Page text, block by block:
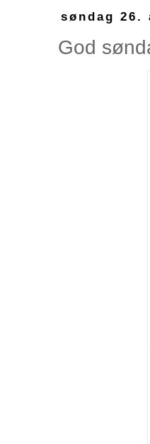
søndag 26.
God